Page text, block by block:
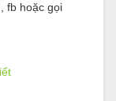
fb hoặc gọi